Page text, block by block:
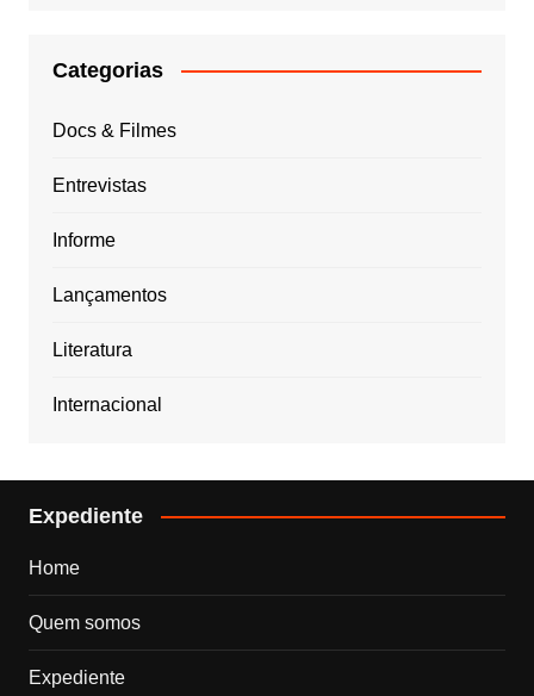
Categorias
Docs & Filmes
Entrevistas
Informe
Lançamentos
Literatura
Internacional
Expediente
Home
Quem somos
Expediente